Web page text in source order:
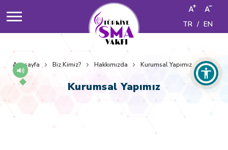
TR / EN
Anasayfa Biz Kimiz? Hakkımızda Kurumsal Yapımız
Kurumsal Yapımız